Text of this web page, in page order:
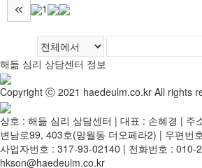
1
해듦 심리 상담센터 정보
Copyright ⓒ 2021 haedeulm.co.kr All rights
상호 : 해듦 심리 상담센터 | 대표 : 손혜경 | 주
변남로99, 403호(망월동 더오페라2) | 우편번
사업자번호 : 317-93-02140 | 전화번호 : 010-
hkson@haedeulm.co.kr